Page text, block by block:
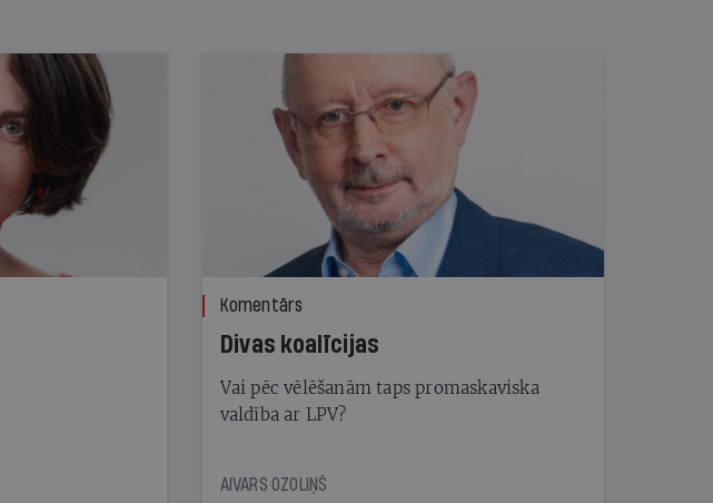
Komentārs
Divas koalīcijas
Vai pēc vēlēšanām taps promaskaviska
valdība ar LPV?
AIVARS OZOLIŅŠ